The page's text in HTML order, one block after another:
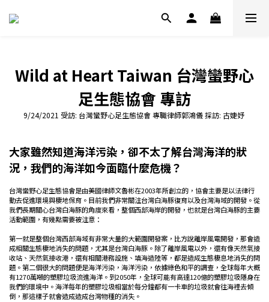
Wild at Heart Taiwan 台灣蠻野心
足生態協會 專訪
9/24/2021 受訪: 台灣蠻野心足生態協會 專職律師郭鴻儀 採訪: 古婕妤
大家雖然知道海洋污染，卻不太了解台灣海洋的狀
況，我們的海洋如今面臨什麼危機？
台灣蠻野心足生態協會是由美國律師文魯彬在2003年所創立的，協會主要是以法律行
動去促進環境與棲地保育。目前我們非常關注台灣白海豚復育以及台灣海域的開發。從
我們長期關心台灣白海豚的角度來看，整個西部海岸的開發，也就是台灣白海豚的主要
活動範圍，有幾點需要被注意：
第一就是整個台灣西部海域有非常大量的大範圍開發案，比方說離岸風電開發，那會造
成相關生態棲地消失的問題，尤其是台灣白海豚。除了離岸風電以外，還有像天然氣接
收站、天然氣接收港，還有相關港務設施、填海造陸等，都是造成生態棲息地消失的問
題。第二個很大的問題便是海洋污染，海洋污染，依據綠色和平的調查，全球每年大概
有1270萬噸的塑膠垃圾流進海洋。到2050年，全球可能有高達120億的塑膠垃圾隱身在
我們的環境中。海洋每年的塑膠垃圾相當於每分鐘都有一卡車的垃圾就會往海裡去傾
倒，那這樣子就會造成造成台灣物種的消失。